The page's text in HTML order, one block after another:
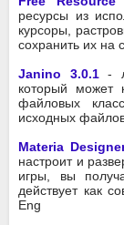
ресурсы из
курсоры,
сохранить их на
Janino 3.0.1-
который может
файловых
исходных
Materia
настроит и
игры, вы
действует как
Eng